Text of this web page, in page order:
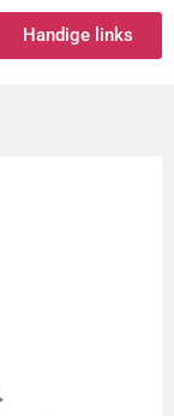
Handige links